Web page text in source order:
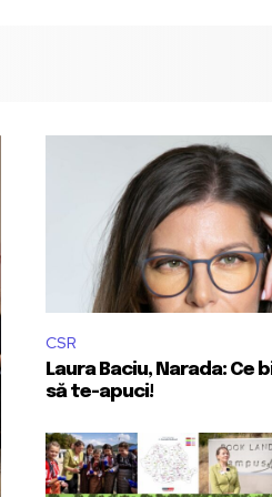
CSR
Laura Baciu, Narada: Ce
să te-apuci!